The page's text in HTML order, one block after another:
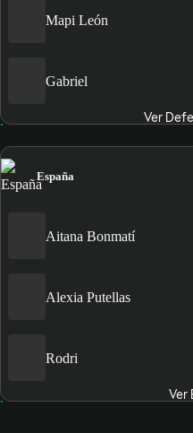
Mapi León
Gabriel
Ver
España
Aitana Bonmatí
Alexia Putellas
Rodri
Ver